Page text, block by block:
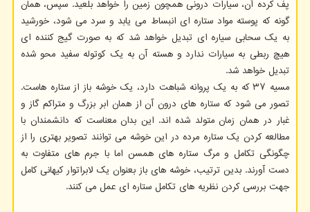
پف کرده آن، سیارات درونی همچون زمین را خواهد بلعید. سپس، همان
گونه که پوسته مواد ستاره ای انبساط می یابد و سرد می شود، خورشید
به یک سحابی سیاره ای تبدیل خواهد شد که به صورت گیج کننده ای
هیچ ربطی به سیارات ندارد و هسته آن به یک کوتوله سفید محو شده
تبدیل خواهد شد.
مسیه ۳۷ که به یک پروانه شباهت دارد، یک خوشه باز از ستاره هاست.
تصور می شود که ستاره های درون آن از همان ابر بزرگ و متراکم گاز و
غبار در همان زمان متولد شده اند. این بدان معناست که دانشمندان با
مطالعه کردن یک ستاره مرده در این خوشه می توانند تصویر بهتری را از
چگونگی تکامل و مرگ ستاره های همسن اما با جرم های متفاوت به
دست آورند. بدین ترتیب، خوشه های باز بعنوان یک لابراتوار کیهانی کامل
جهت بررسی کردن نظریه های تکامل ستاره ای عمل می کنند.